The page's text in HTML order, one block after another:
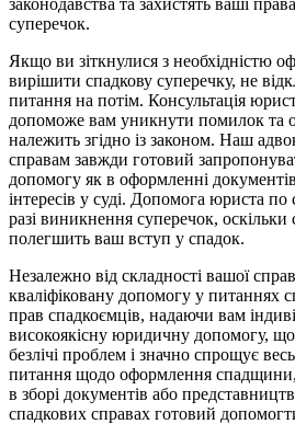
законодавства та захистять ваші
суперечок.
Якщо ви зіткнулися з необхідністю
вирішити спадкову суперечку, не
питання на потім. Консультація
допоможе вам уникнути помилок та
належить згідно із законом. Наш
справам завжди готовий
допомогу як в оформленні
інтересів у суді. Допомога юриста
разі виникнення суперечок,
полегшить ваш вступ у спадок.
Незалежно від складності вашої
кваліфіковану допомогу у питаннях
прав спадкоємців, надаючи вам
високоякісну юридичну допомогу,
безлічі проблем і значно спрощує
питання щодо оформлення
в зборі документів або
спадкових справах готовий